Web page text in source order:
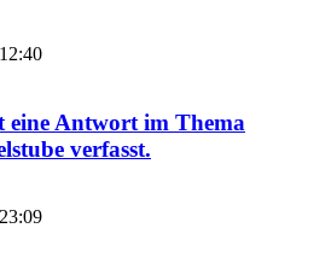
eine Antwort im Thema
verfasst.